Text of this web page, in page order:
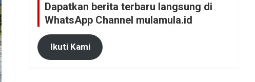
Dapatkan berita terbaru langsung di
WhatsApp Channel mulamula.id
Ikuti Kami